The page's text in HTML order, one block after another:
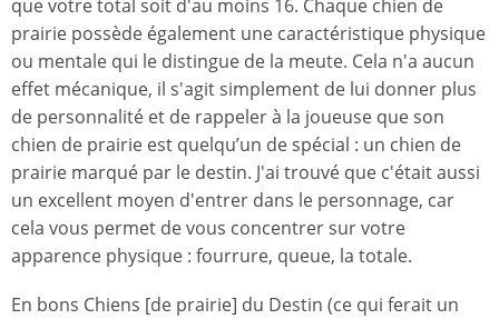
que votre total soit d'au moins 16. Chaque chien de
prairie possède également une caractéristique physique
ou mentale qui le distingue de la meute. Cela n'a aucun
effet mécanique, il s'agit simplement de lui donner plus
de personnalité et de rappeler à la joueuse que son
chien de prairie est quelqu’un de spécial : un chien de
prairie marqué par le destin. J'ai trouvé que c'était aussi
un excellent moyen d'entrer dans le personnage, car
cela vous permet de vous concentrer sur votre
apparence physique : fourrure, queue, la totale.
En bons Chiens [de prairie] du Destin (ce qui ferait un